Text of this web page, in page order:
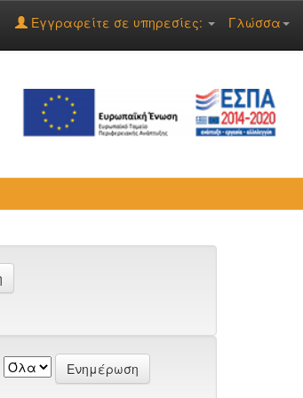
Γλώσσα
Εγγραφείτε σε υπηρεσίες: